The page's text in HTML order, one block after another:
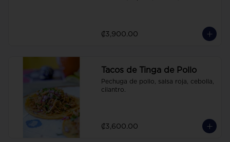
₡3,900.00
Tacos de Tinga de Pollo
Pechuga de pollo, salsa roja, cebolla,
cilantro.
₡3,600.00